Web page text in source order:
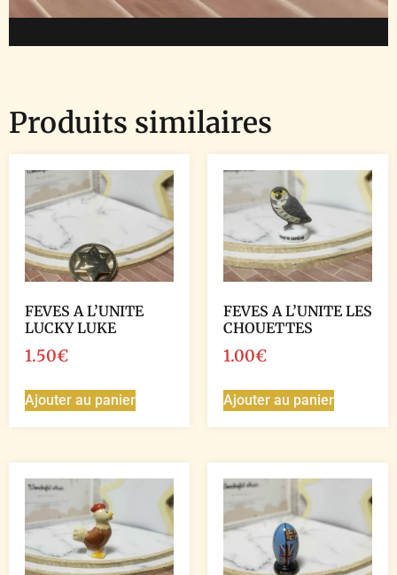
Produits similaires
FEVES A L’UNITE
LUCKY LUKE
1.50€
Ajouter au panier
FEVES A L’UNITE LES
CHOUETTES
1.00€
Ajouter au panier